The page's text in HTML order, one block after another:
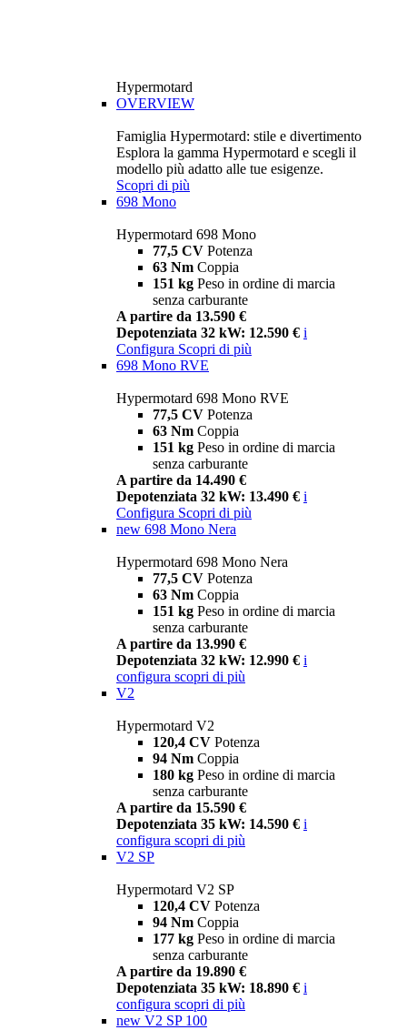
Hypermotard
OVERVIEW
Famiglia Hypermotard: stile e divertimento
Esplora la gamma Hypermotard e scegli il
modello più adatto alle tue esigenze.
Scopri di più
698 Mono
Hypermotard 698 Mono
77,5 CV Potenza
63 Nm Coppia
151 kg Peso in ordine di marcia
senza carburante
A partire da 13.590 €
Depotenziata 32 kW: 12.590 € i
Configura Scopri di più
698 Mono RVE
Hypermotard 698 Mono RVE
77,5 CV Potenza
63 Nm Coppia
151 kg Peso in ordine di marcia
senza carburante
A partire da 14.490 €
Depotenziata 32 kW: 13.490 € i
Configura Scopri di più
new 698 Mono Nera
Hypermotard 698 Mono Nera
77,5 CV Potenza
63 Nm Coppia
151 kg Peso in ordine di marcia
senza carburante
A partire da 13.990 €
Depotenziata 32 kW: 12.990 € i
configura scopri di più
V2
Hypermotard V2
120,4 CV Potenza
94 Nm Coppia
180 kg Peso in ordine di marcia
senza carburante
A partire da 15.590 €
Depotenziata 35 kW: 14.590 € i
configura scopri di più
V2 SP
Hypermotard V2 SP
120,4 CV Potenza
94 Nm Coppia
177 kg Peso in ordine di marcia
senza carburante
A partire da 19.890 €
Depotenziata 35 kW: 18.890 € i
configura scopri di più
new V2 SP 100